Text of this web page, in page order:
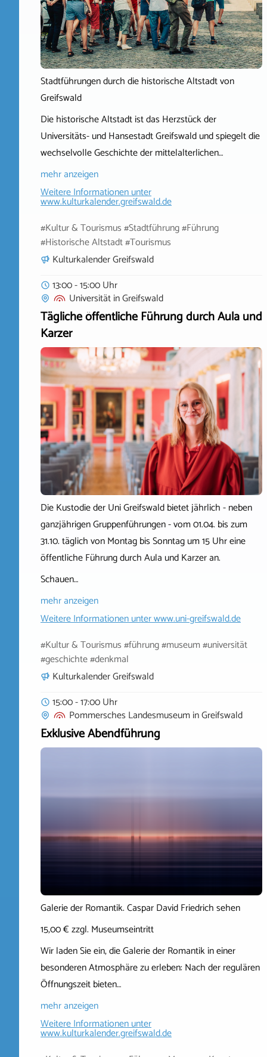
Stadtführungen durch die historische Altstadt von
Greifswald
Die historische Altstadt ist das Herzstück der
Universitäts- und Hansestadt Greifswald und spiegelt die
wechselvolle Geschichte der mittelalterlichen…
mehr anzeigen
Weitere Informationen unter
www.kulturkalender.greifswald.de
#Kultur & Tourismus #Stadtführung #Führung
#Historische Altstadt #Tourismus
Kulturkalender Greifswald
13:00 - 15:00 Uhr
UniversitätinGreifswald
Tägliche öffentliche Führung durch Aula und
Karzer
Die Kustodie der Uni Greifswald bietet jährlich - neben
ganzjährigen Gruppenführungen - vom 01.04. bis zum
31.10. täglich von Montag bis Sonntag um 15 Uhr eine
öffentliche Führung durch Aula und Karzer an.
Schauen…
mehr anzeigen
Weitere Informationen unterwww.uni-greifswald.de
#Kultur & Tourismus #führung #museum #universität
#geschichte #denkmal
Kulturkalender Greifswald
15:00 - 17:00 Uhr
Pommersches LandesmuseuminGreifswald
Exklusive Abendführung
Galerie der Romantik. Caspar David Friedrich sehen
15,00 € zzgl. Museumseintritt
Wir laden Sie ein, die Galerie der Romantik in einer
besonderen Atmosphäre zu erleben: Nach der regulären
Öffnungszeit bieten…
mehr anzeigen
Weitere Informationen unter
www.kulturkalender.greifswald.de